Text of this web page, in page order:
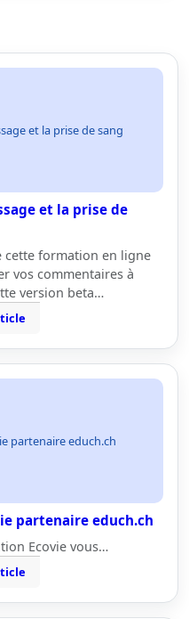
et la prise de sang
et la prise de
cette formation en ligne
vos commentaires à
version beta…
partenaire educh.ch
partenaire educh.ch
Ecovie vous…